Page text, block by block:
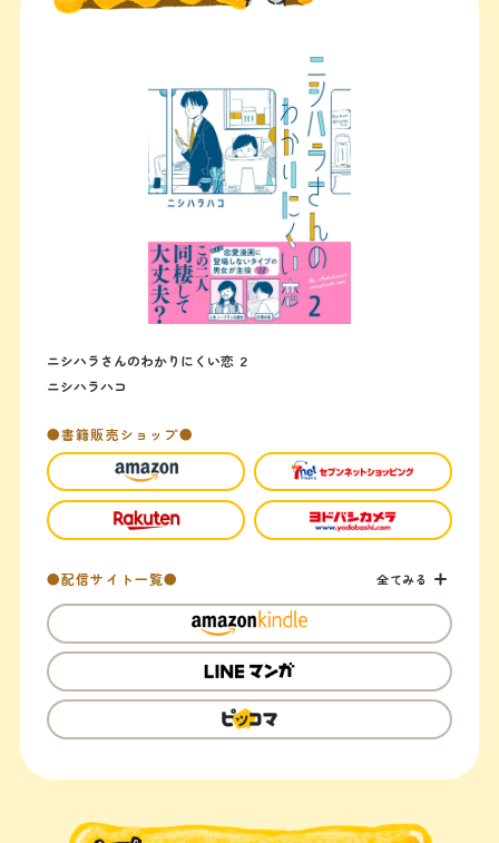
ニシハラさんのわかりにくい恋 ２
ニシハラハコ
●書籍販売ショップ●
●配信サイト一覧● 全てみる